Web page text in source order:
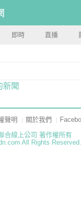
即時 直播
新聞
聲明 關於我們
合線上公司 著作權所有
All Rights Reserved.